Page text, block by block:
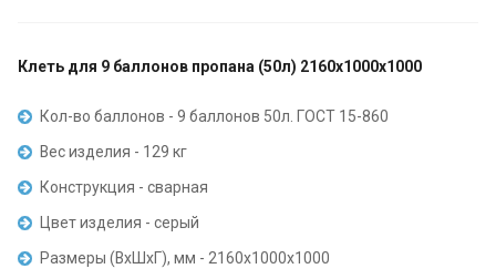
Клеть для 9 баллонов пропана (50л) 2160х1000х1000
Кол-во баллонов - 9 баллонов 50л. ГОСТ 15-860
Вес изделия - 129 кг
Конструкция - сварная
Цвет изделия - серый
Размеры (ВхШхГ), мм - 2160х1000х1000